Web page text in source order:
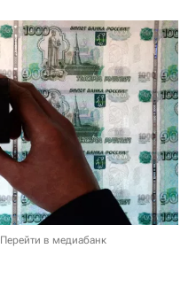
Перейти в медиабанк